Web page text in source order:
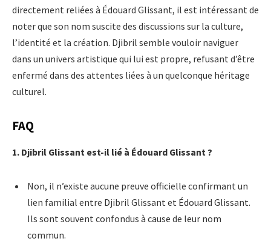
directement reliées à Édouard Glissant, il est intéressant de
noter que son nom suscite des discussions sur la culture,
l’identité et la création. Djibril semble vouloir naviguer
dans un univers artistique qui lui est propre, refusant d’être
enfermé dans des attentes liées à un quelconque héritage
culturel.
FAQ
1. Djibril Glissant est-il lié à Édouard Glissant ?
Non, il n’existe aucune preuve officielle confirmant un
lien familial entre Djibril Glissant et Édouard Glissant.
Ils sont souvent confondus à cause de leur nom
commun.